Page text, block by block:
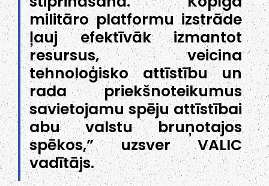
militāro platformu izstrāde
ļauj efektīvāk izmantot
resursus, veicina
tehnoloģisko attīstību un
rada priekšnoteikumus
savietojamu spēju attīstībai
abu valstu bruņotajos
spēkos,” uzsver VALIC
vadītājs.